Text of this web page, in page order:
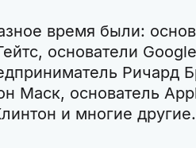
время были:
основатели
Ричард
Маск, основатель
и многие другие.